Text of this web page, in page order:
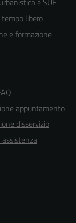
e SUE
libero
e formazione
appuntamento
disservizio